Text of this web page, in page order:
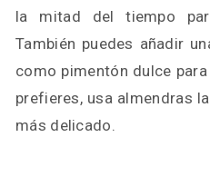
la mitad del tiempo
También puedes añadir
como pimentón dulce
prefieres, usa almendras
más delicado.